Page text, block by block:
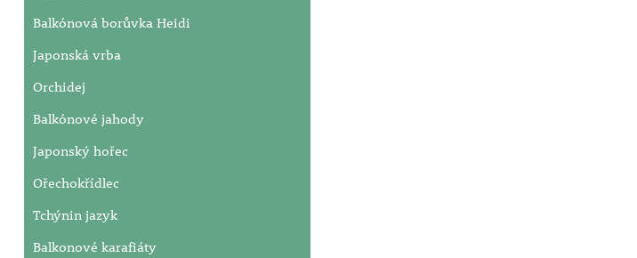
Balkónová borůvka Heidi
Japonská vrba
Orchidej
Balkónové jahody
Japonský hořec
Ořechokřídlec
Tchýnin jazyk
Balkonové karafiáty